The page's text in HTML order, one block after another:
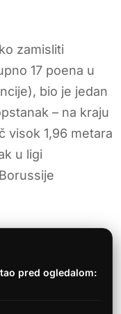
zamisliti
17 poena u
bio je jedan
– na kraju
visok 1,96 metara
u ligi
pred ogledalom: